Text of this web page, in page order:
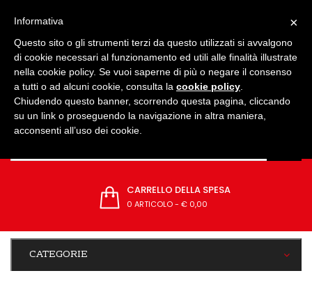
CARRELLO DELLA SPESA
0 ARTICOLO- € 0,00
CATEGORIE
×
Informativa
Questo sito o gli strumenti terzi da questo utilizzati si avvalgono
di cookie necessari al funzionamento ed utili alle finalità illustrate
nella cookie policy. Se vuoi saperne di più o negare il consenso
a tutti o ad alcuni cookie, consulta la cookie policy
Chiudendo questo banner, scorrendo questa pagina, cliccando
su un link o proseguendo la navigazione in altra maniera,
acconsenti all’uso dei cookie.